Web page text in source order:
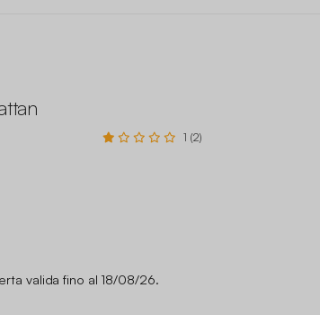
1 (2)
valida fino al 18/08/26.